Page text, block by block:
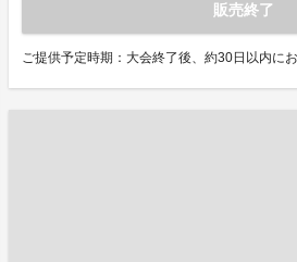
販売終了
ご提供予定時期：大会終了後、約30日以内に